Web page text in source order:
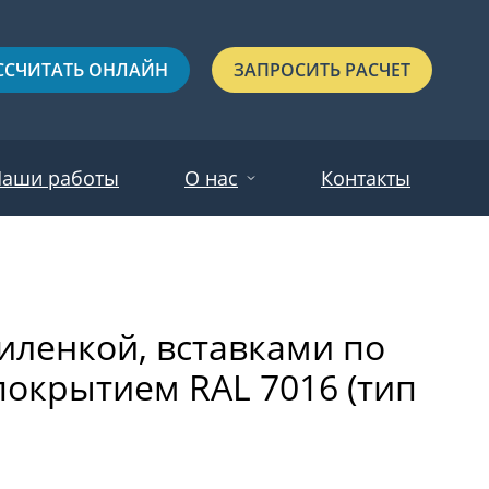
ОНЛАЙН ЗАПРОСИТЬ РАСЧЕТ
Черные
работы О нас Контакты
вставками по
RAL 7016 (тип